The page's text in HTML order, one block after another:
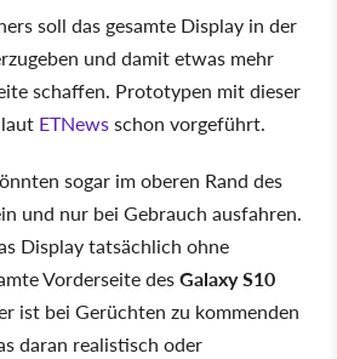
soll das gesamte Display in der
und damit etwas mehr
schaffen. Prototypen mit dieser
ETNewsschon vorgeführt.
sogar im oberen Rand des
und nur bei Gebrauch ausfahren.
Display tatsächlich ohne
Vorderseite desGalaxy S10
ist bei Gerüchten zu kommenden
daran realistisch oder